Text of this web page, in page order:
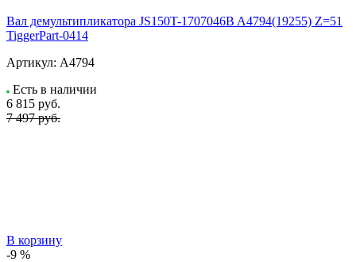
Вал демультипликатора JS150T-1707046B A4794(19255) Z=51
TiggerPart-0414
Артикул: A4794
Есть в наличии
6 815 руб.
7 497 руб.
В корзину
-9 %